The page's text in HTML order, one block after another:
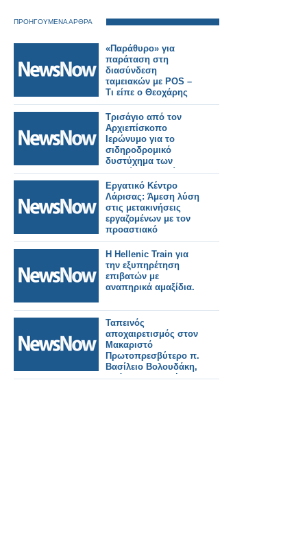
ΠΡΟΗΓΟΥΜΕΝΑ ΑΡΘΡΑ
«Παράθυρο» για
παράταση στη
διασύνδεση
ταμειακών με POS –
Τι είπε ο Θεοχάρης
Τρισάγιο από τον
Αρχιεπίσκοπο
Ιερώνυμο για το
σιδηροδρομικό
δυστύχημα των
Τεμπών στον χώρο
του τραγικού
συμβάντος
Εργατικό Κέντρο
Λάρισας: Άμεση λύση
στις μετακινήσεις
εργαζομένων με τον
προαστιακό
Η Hellenic Train για
την εξυπηρέτηση
επιβατών με
αναπηρικά αμαξίδια.
Ταπεινός
αποχαιρετισμός στον
Μακαριστό
Πρωτοπρεσβύτερο π.
Βασίλειο Βολουδάκη,
από την Πανελλήνια